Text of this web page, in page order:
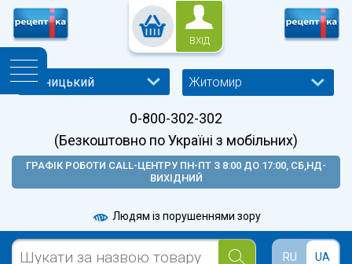
ВХІД
Житомир
0-800-302-302
(Безкоштовно по Україні з мобільних)
ГРАФІК РОБОТИ CALL-ЦЕНТРУ ПН-ПТ З 8:00 ДО 17:00, СБ,НД-
ВИХІДНИЙ
Людям із порушеннями зору
RU UA